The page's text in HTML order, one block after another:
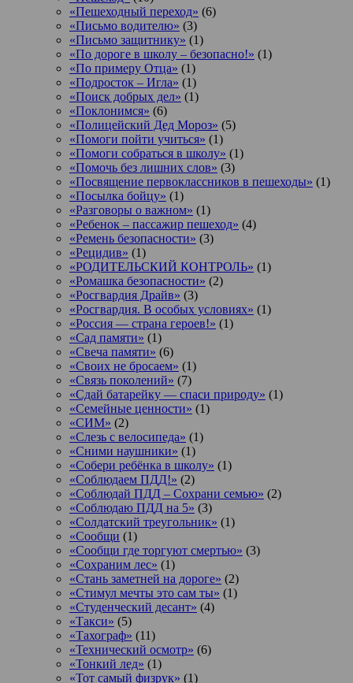
«Пешеходный переход» (6)
«Письмо водителю» (3)
«Письмо защитнику» (1)
«По дороге в школу – безопасно!» (1)
«По примеру Отца» (1)
«Подросток ‒ Игла» (1)
«Поиск добрых дел» (1)
«Поклонимся» (6)
«Полицейский Дед Мороз» (5)
«Помоги пойти учиться» (1)
«Помоги собраться в школу» (1)
«Помочь без лишних слов» (3)
«Посвящение первоклассников в пешеходы» (1)
«Посылка бойцу» (1)
«Разговоры о важном» (1)
«Ребенок – пассажир пешеход» (4)
«Ремень безопасности» (3)
«Рецидив» (1)
«РОДИТЕЛЬСКИЙ КОНТРОЛЬ» (1)
«Ромашка безопасности» (2)
«Росгвардия Драйв» (3)
«Росгвардия. В особых условиях» (1)
«Россия — страна героев!» (1)
«Сад памяти» (1)
«Свеча памяти» (6)
«Своих не бросаем» (1)
«Связь поколений» (7)
«Сдай батарейку — спаси природу» (1)
«Семейные ценности» (1)
«СИМ» (2)
«Слезь с велосипеда» (1)
«Сними наушники» (1)
«Собери ребёнка в школу» (1)
«Соблюдаем ПДД!» (2)
«Соблюдай ПДД – Сохрани семью» (2)
«Соблюдаю ПДД на 5» (3)
«Солдатский треугольник» (1)
«Сообщи (1)
«Сообщи где торгуют смертью» (3)
«Сохраним лес» (1)
«Стань заметней на дороге» (2)
«Стимул мечты это сам ты» (1)
«Студенческий десант» (4)
«Такси» (5)
«Тахограф» (11)
«Технический осмотр» (6)
«Тонкий лед» (1)
«Тот самый физрук» (1)